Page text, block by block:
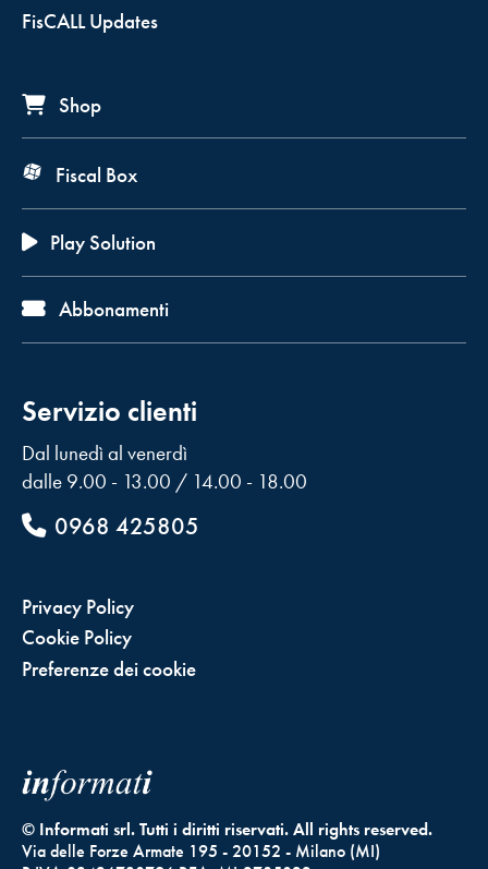
FisCALL Updates
Shop
Fiscal Box
Play Solution
Abbonamenti
Servizio clienti
Dal lunedì al venerdì
dalle 9.00 - 13.00 / 14.00 - 18.00
0968 425805
Privacy Policy
Cookie Policy
Preferenze dei cookie
© Informati srl. Tutti i diritti riservati. All rights reserved.
Via delle Forze Armate 195 - 20152 - Milano (MI)